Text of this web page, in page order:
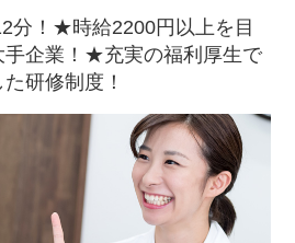
！★時給2200円以上を目
企業！★充実の福利厚生で
研修制度！